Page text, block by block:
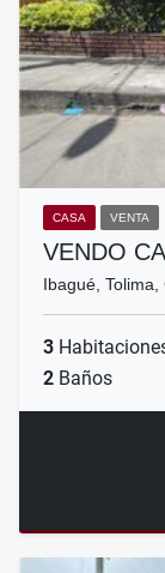
CASA VENTA
VENDO
Ibagué, Tolima,
3
2 Baños